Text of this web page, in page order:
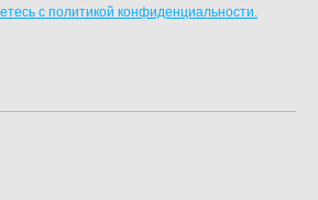
c политикой конфиденциальности.